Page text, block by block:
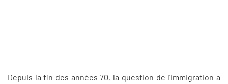
Depuis la fin des années 70, la question de l’immigration a